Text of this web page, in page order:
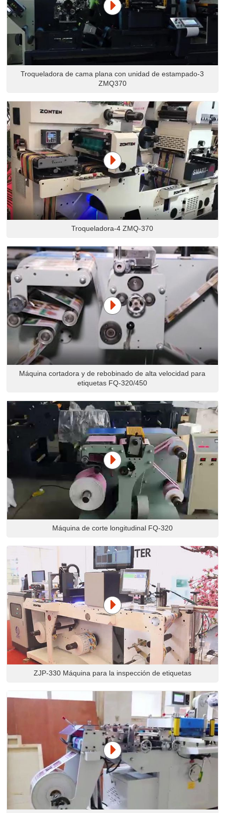
Troqueladora de cama plana con unidad de estampado-3
ZMQ370
Troqueladora-4 ZMQ-370
Máquina cortadora y de rebobinado de alta velocidad para
etiquetas FQ-320/450
Máquina de corte longitudinal FQ-320
ZJP-330 Máquina para la inspección de etiquetas